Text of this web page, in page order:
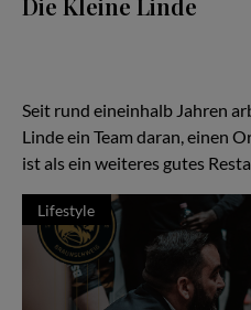
Seit rund eineinhalb Jahren
Linde ein Team daran, einen
ist als ein weiteres gutes
Lifestyle